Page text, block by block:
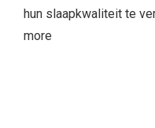
hun slaapkwaliteit te
more